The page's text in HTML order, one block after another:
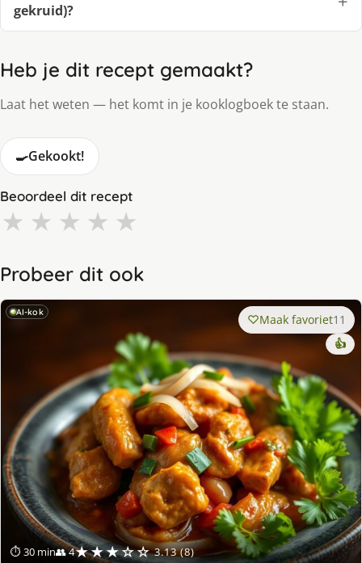
gekruid)?
Heb je dit recept gemaakt?
Laat het weten — het komt in je kooklogboek te staan.
🍳Gekookt!
Beoordeel dit recept
★ ★ ★ ★ ★
Probeer dit ook
AI-kok
⏱ 30 min👥 4★★★☆☆ 3.13 (8)
Maak favoriet11
👍